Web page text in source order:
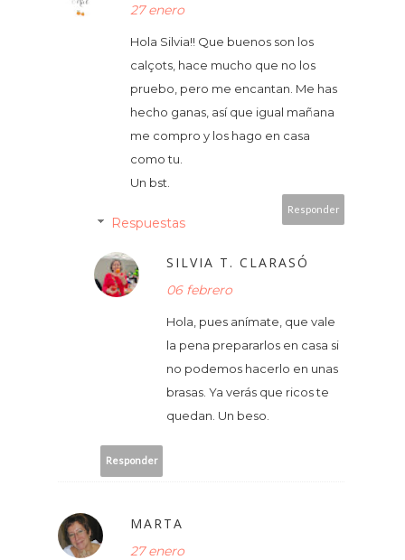
27 enero
Hola Silvia!! Que buenos son los
calçots, hace mucho que no los
pruebo, pero me encantan. Me has
hecho ganas, así que igual mañana
me compro y los hago en casa
como tu.
Un bst.
Responder
Respuestas
SILVIA T. CLARASÓ
06 febrero
Hola, pues anímate, que vale
la pena prepararlos en casa si
no podemos hacerlo en unas
brasas. Ya verás que ricos te
quedan. Un beso.
Responder
MARTA
27 enero